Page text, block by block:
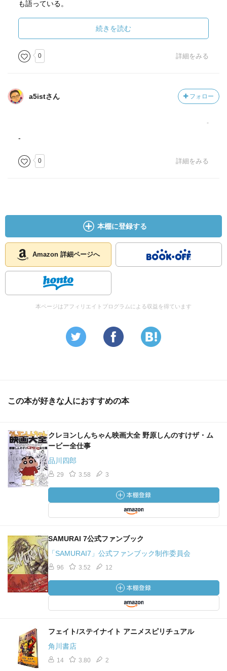
も語っている。
込んでる人間は例え発想があったとしても天才とは言えな
い。
世間も歴史も行動した者のみを評価する。それとこのバカ
は田中芳樹氏のSF設定についても色々と難癖をつけていた
どうもこいつは設定で話が面白くなるわけではないという
当たり前のことを理解していないようだ。
この辺が銀英伝の本質を理解し得ない馬鹿の限界だな。
り固まった戦いよりも中世的戦闘の方がもっとも
常識をまず馬鹿共は知るべきだろう
続きを読む
0 詳細をみる
a5istさん フォロー
-
-
0 詳細をみる
本棚に登録する
Amazon 詳細ページへ
本ページはアフィリエイトプログラムによる収益を得ています
この本が好きな人におすすめの本
クレヨンしんちゃん映画大全 野原しんのすけザ・ム
ービー全仕事
品川四郎
29 3.58 3
SAMURAI 7公式ファンブック
「SAMURAI7」公式ファンブック制作委員会
96 3.52 12
フェイト/ステイナイト アニメスピリチュアル
角川書店
14 3.80 2